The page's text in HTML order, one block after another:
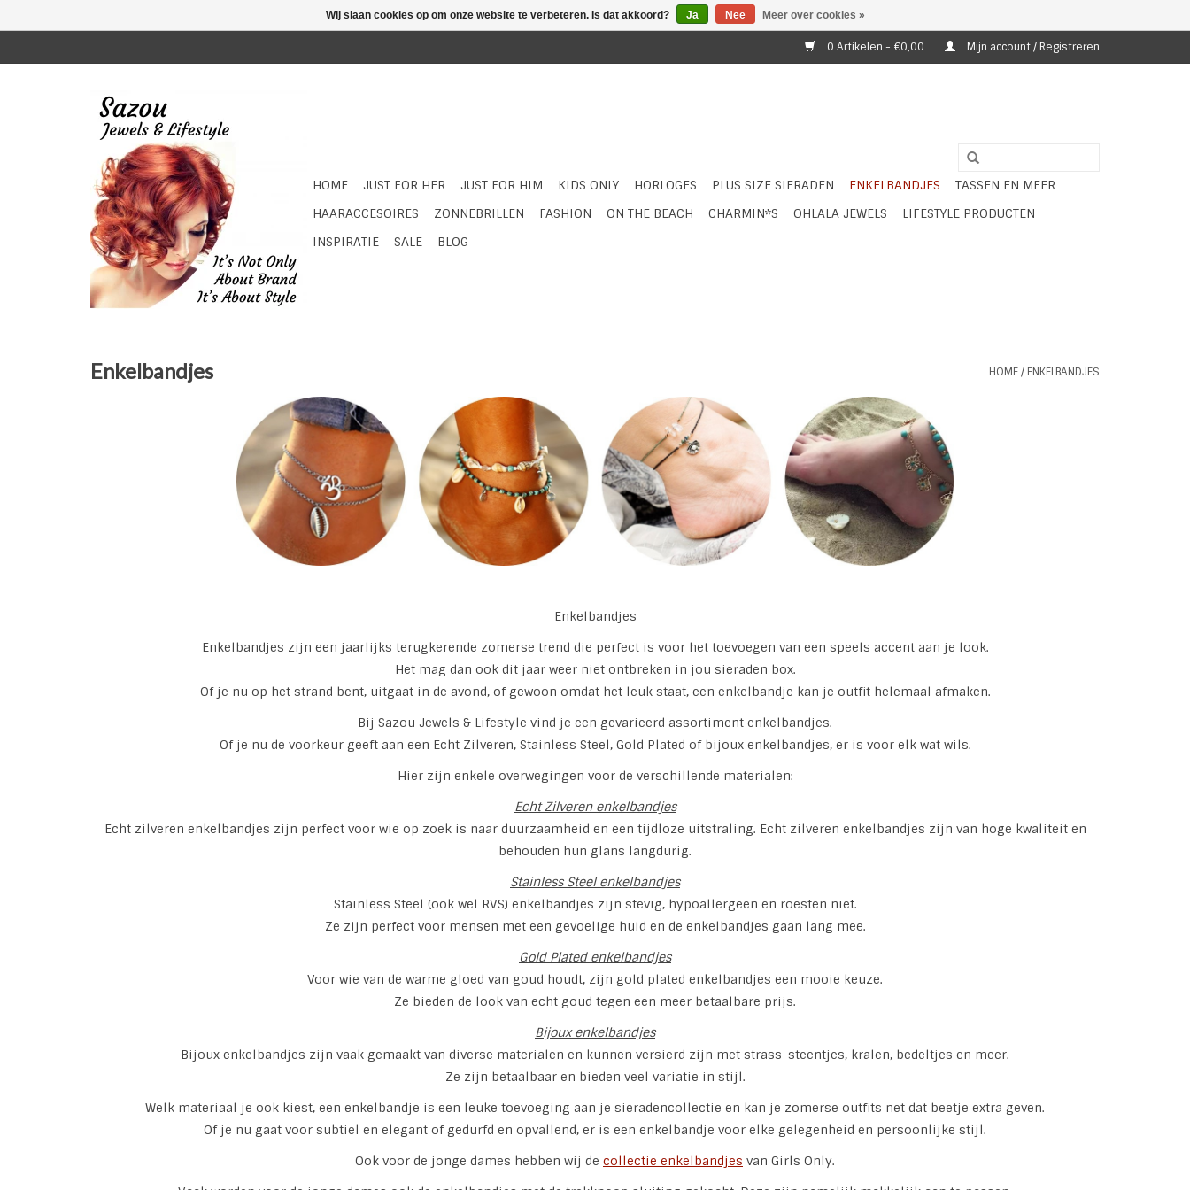
0 Artikelen - €0,00 Mijn account / Registreren
HOME JUST FOR HER JUST FOR HIM KIDS ONLY HORLOGES PLUS SIZE SIERADEN ENKELBANDJES
TASSEN EN MEER
HAARACCESOIRES
ZONNEBRILLEN FASHION ON THE BEACH CHARMIN*S OHLALA JEWELS
LIFESTYLE PRODUCTEN
INSPIRATIE
SALE BLOG
Enkelbandjes HOME/ ENKELBANDJES
Enkelbandjes
Enkelbandjes zijn een jaarlijks terugkerende zomerse trend die perfect is voor het toevoegen van een speels accent aan je look.
Het mag dan ook dit jaar weer niet ontbreken in jou sieraden box.
Of je nu op het strand bent, uitgaat in de avond, of gewoon omdat het leuk staat, een enkelbandje kan je outfit helemaal afmaken.
Bij Sazou Jewels & Lifestyle vind je een gevarieerd assortiment enkelbandjes.
Of je nu de voorkeur geeft aan een Echt Zilveren, Stainless Steel, Gold Plated of bijoux enkelbandjes, er is voor elk wat wils.
Hier zijn enkele overwegingen voor de verschillende materialen:
Echt Zilveren enkelbandjes
Echt zilveren enkelbandjes zijn perfect voor wie op zoek is naar duurzaamheid en een tijdloze uitstraling. Echt zilveren enkelbandjes zijn van hoge kwaliteit en
behouden hun glans langdurig.
Stainless Steel enkelbandjes
Stainless Steel (ook wel RVS) enkelbandjes zijn stevig, hypoallergeen en roesten niet.
Ze zijn perfect voor mensen met een gevoelige huid en de enkelbandjes gaan lang mee.
Gold Plated enkelbandjes
Voor wie van de warme gloed van goud houdt, zijn gold plated enkelbandjes een mooie keuze.
Ze bieden de look van echt goud tegen een meer betaalbare prijs.
Bijoux enkelbandjes
Bijoux enkelbandjes zijn vaak gemaakt van diverse materialen en kunnen versierd zijn met strass-steentjes, kralen, bedeltjes en meer.
Ze zijn betaalbaar en bieden veel variatie in stijl.
Welk materiaal je ook kiest, een enkelbandje is een leuke toevoeging aan je sieradencollectie en kan je zomerse outfits net dat beetje extra geven.
Of je nu gaat voor subtiel en elegant of gedurfd en opvallend, er is een enkelbandje voor elke gelegenheid en persoonlijke stijl.
Ook voor de jonge dames hebben wij de collectie enkelbandjes van Girls Only.
Wij slaan cookies op om onze website te verbeteren. Is dat akkoord? Ja Nee Meer over cookies »